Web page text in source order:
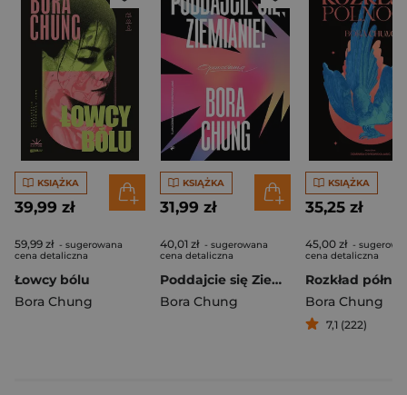
KSIĄŻKA
39,99 zł
59,99 zł - sugerowana
cena detaliczna
Łowcy bólu
Bora Chung
KSIĄŻKA
31,99 zł
40,01 zł - sugerowana
cena detaliczna
Poddajcie się Ziemianie!
Bora Chung
KSIĄŻKA
35,25 zł
45,00 zł -
cena detaliczna
Rozkład
Bora Chung
7,1 (222)